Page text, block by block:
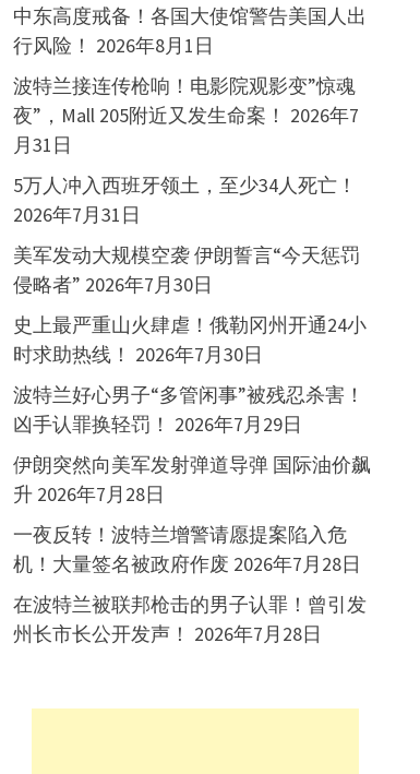
中东高度戒备！各国大使馆警告美国人出
行风险！ 2026年8月1日
波特兰接连传枪响！电影院观影变”惊魂
夜”，Mall 205附近又发生命案！ 2026年7
月31日
5万人冲入西班牙领土，至少34人死亡！
2026年7月31日
美军发动大规模空袭 伊朗誓言“今天惩罚
侵略者” 2026年7月30日
史上最严重山火肆虐！俄勒冈州开通24小
时求助热线！ 2026年7月30日
波特兰好心男子“多管闲事”被残忍杀害！
凶手认罪换轻罚！ 2026年7月29日
伊朗突然向美军发射弹道导弹 国际油价飙
升 2026年7月28日
一夜反转！波特兰增警请愿提案陷入危
机！大量签名被政府作废 2026年7月28日
在波特兰被联邦枪击的男子认罪！曾引发
州长市长公开发声！ 2026年7月28日